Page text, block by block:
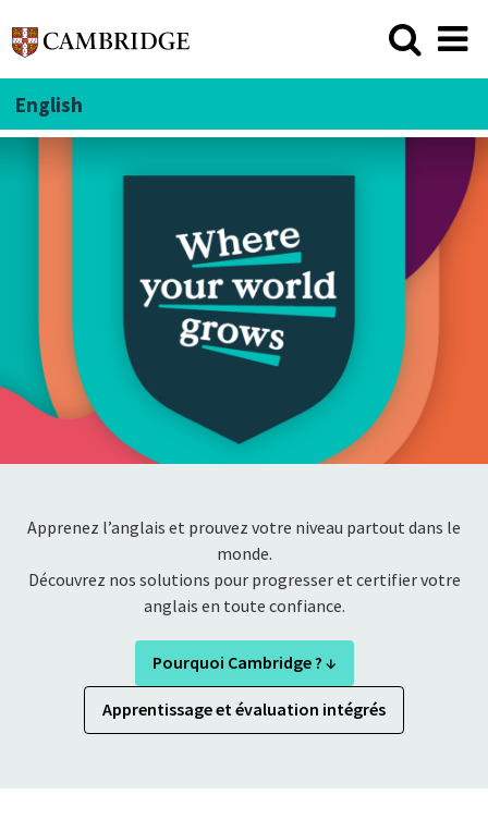
English
Apprenez l’anglais et prouvez votre niveau partout dans le
monde.
Découvrez nos solutions pour progresser et certifier votre
anglais en toute confiance.
Pourquoi Cambridge ? ↓
Apprentissage et évaluation intégrés